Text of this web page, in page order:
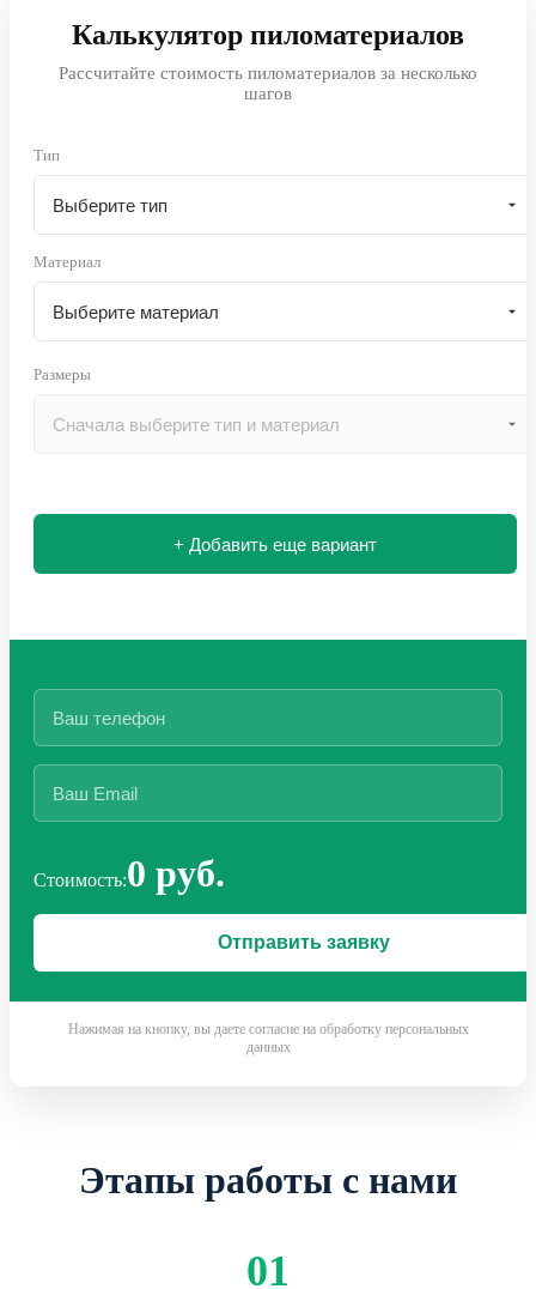
Калькулятор пиломатериалов
Рассчитайте стоимость пиломатериалов за несколько
шагов
Тип
Материал
Размеры
+ Добавить еще вариант
Стоимость:0 руб.
Нажимая на кнопку, вы даете согласие на обработку персональных
данных
Этапы работы с нами